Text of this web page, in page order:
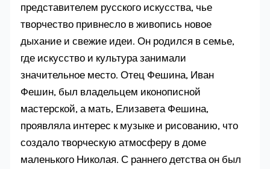
представителем русского искусства, чье
творчество привнесло в живопись новое
дыхание и свежие идеи. Он родился в семье,
где искусство и культура занимали
значительное место. Отец Фешина, Иван
Фешин, был владельцем иконописной
мастерской, а мать, Елизавета Фешина,
проявляла интерес к музыке и рисованию, что
создало творческую атмосферу в доме
маленького Николая. С раннего детства он был